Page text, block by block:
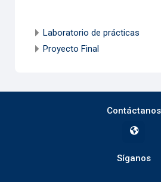
Laboratorio de prácticas
Proyecto Final
Contáctanos
Síganos